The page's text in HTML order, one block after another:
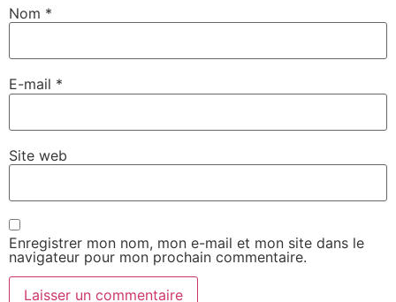
Nom *
E-mail *
Site web
Enregistrer mon nom, mon e-mail et mon site dans le
navigateur pour mon prochain commentaire.